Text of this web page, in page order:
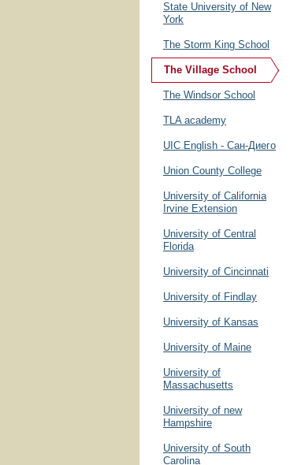
State University of New
York
The Storm King School
The Village School
The Windsor School
TLA academy
UIC English - Сан-Диего
Union County College
University of California
Irvine Extension
University of Central
Florida
University of Cincinnati
University of Findlаy
University of Kansas
University of Maine
University of
Massachusetts
University of new
Hampshire
University of South
Carolina